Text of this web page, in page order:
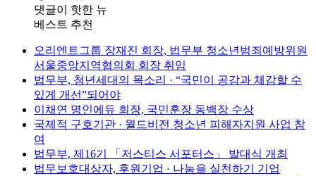
댓글이 핫한 뉴
베스트 추천
오리엔트그룹 장재진 회장, 법무부 청소년범죄예방위원
서울중앙지역협의회 회장 취임
법무부, 청년세대의 목소리 · “국민이 공감과 체감할 수
있게 개선”되어야
이채연 명인에듀 회장, 국민훈장 동백장 수상
국제적 구호기관 · 월드비전 청소년 피해자지원 사업 참
여
법무부, 제16기 「저스티스 서포터스」 발대식 개최
법무보호대상자, 후원기업 · 나눔을 실천하기 기업